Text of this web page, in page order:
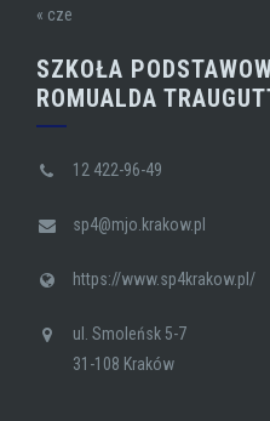
« cze
SZKOŁA
ROMUALDA
12 422-96-49
sp4@mjo.krakow.pl
https://www.sp4krakow.pl/
ul. Smoleńsk 5-7
31-108 Kraków